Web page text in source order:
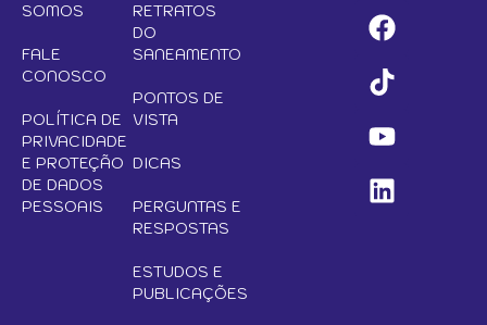
SOMOS
FALE
CONOSCO
POLÍTICA DE
PRIVACIDADE
E PROTEÇÃO
DE DADOS
PESSOAIS
RETRATOS
DO
SANEAMENTO
PONTOS DE
VISTA
DICAS
PERGUNTAS E
RESPOSTAS
ESTUDOS E
PUBLICAÇÕES